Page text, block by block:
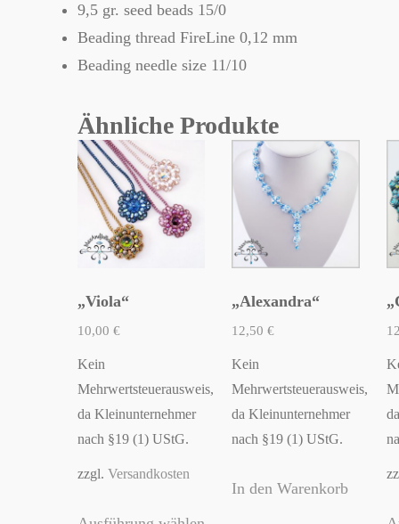
9,5 gr. seed beads 15/0
Beading thread FireLine 0,12 mm
Beading needle size 11/10
Ähnliche Produkte
„Viola“
10,00 €
Kein
Mehrwertsteuerausweis,
da Kleinunternehmer
nach §19 (1) UStG.
zzgl. Versandkosten
„Alexandra“
12,50€
Kein
Mehrwertsteuerausweis,
da Kleinunternehmer
nach §19 (1) UStG.
In den Warenkorb